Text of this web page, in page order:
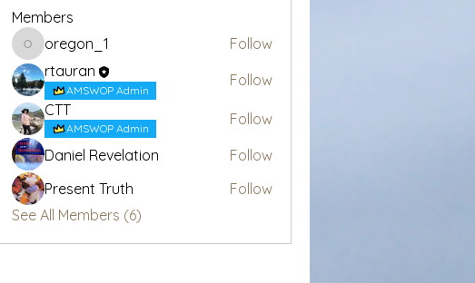
Members
oregon_1
oregon_1
Follow
rtauran
AMSWOP Admin
Follow
CTT
AMSWOP Admin
Follow
Daniel Revelation
Follow
Present Truth
Follow
See All Members (6)